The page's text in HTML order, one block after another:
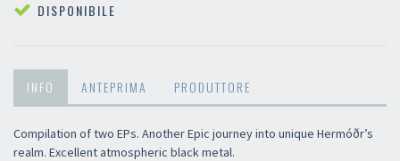
DISPONIBILE
INFO ANTEPRIMA PRODUTTORE
Compilation of two EPs. Another Epic journey into unique Hermóðr’s
realm. Excellent atmospheric black metal.